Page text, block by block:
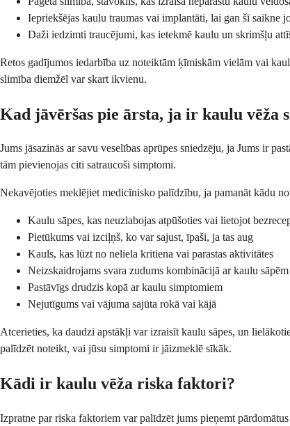
Iepriekšējas kaulu traumas vai implantāti, lai gan šī saikne
Daži iedzimti traucējumi, kas ietekmē kaulu un skrimšļu
Retos gadījumos iedarbība uz noteiktām ķīmiskām vielām vai
slimība diemžēl var skart ikvienu.
Kad jāvēršas pie ārsta, ja ir kaulu vēža
Jums jāsazinās ar savu veselības aprūpes sniedzēju, ja Jums ir
tām pievienojas citi satraucoši simptomi.
Nekavējoties meklējiet medicīnisko palīdzību, ja pamanāt kādu
Kaulu sāpes, kas neuzlabojas atpūšoties vai lietojot
Pietūkums vai izciļņš, ko var sajust, īpaši, ja tas aug
Kauls, kas lūzt no neliela kritiena vai parastas aktivitātes
Neizskaidrojams svara zudums kombinācijā ar kaulu sāpēm
Pastāvīgs drudzis kopā ar kaulu simptomiem
Nejutīgums vai vājuma sajūta rokā vai kājā
Atcerieties, ka daudzi apstākļi var izraisīt kaulu sāpes, un
palīdzēt noteikt, vai jūsu simptomi ir jāizmeklē sīkāk.
Kādi ir kaulu vēža riska faktori?
Izpratne par riska faktoriem var palīdzēt jums pieņemt